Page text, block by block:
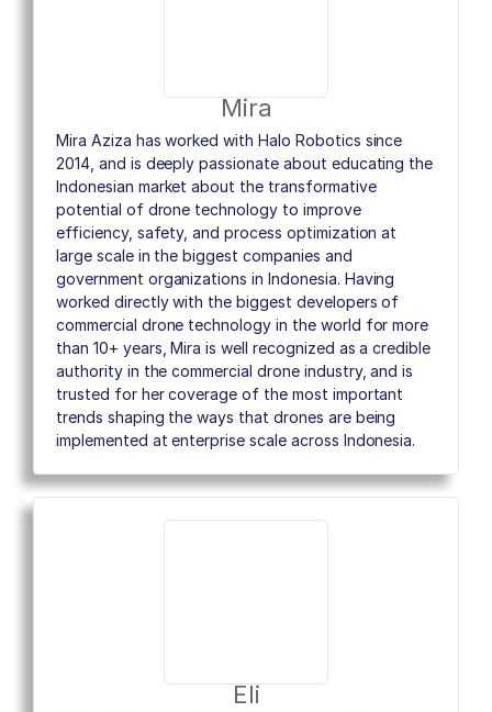
Mira
Mira Aziza has worked with Halo Robotics since
2014, and is deeply passionate about educating the
Indonesian market about the transformative
potential of drone technology to improve
efficiency, safety, and process optimization at
large scale in the biggest companies and
government organizations in Indonesia. Having
worked directly with the biggest developers of
commercial drone technology in the world for more
than 10+ years, Mira is well recognized as a credible
authority in the commercial drone industry, and is
trusted for her coverage of the most important
trends shaping the ways that drones are being
implemented at enterprise scale across Indonesia.
Eli